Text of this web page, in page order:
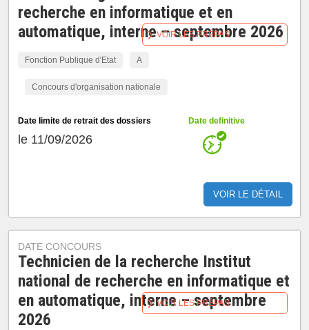
recherche en informatique et en
automatique, interne – septembre 2026
Fonction Publique d'Etat A
Concours d'organisation nationale
Date limite de retrait des dossiers
le 11/09/2026
Date definitive
VOIR LE DÉTAIL
VOIR LES PRÉPAS
DATE CONCOURS
Technicien de la recherche Institut
national de recherche en informatique et
en automatique, interne – septembre
2026
VOIR LES PRÉPAS